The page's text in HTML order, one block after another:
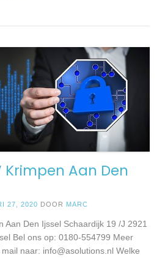
Krimpen Aan Den
27, 2020 DOOR MARC
Aan Den Ijssel Schaardijk 19 /J 2921
Bel ons op: 0180-554799 Meer
naar: info@asolutions.nl Welke